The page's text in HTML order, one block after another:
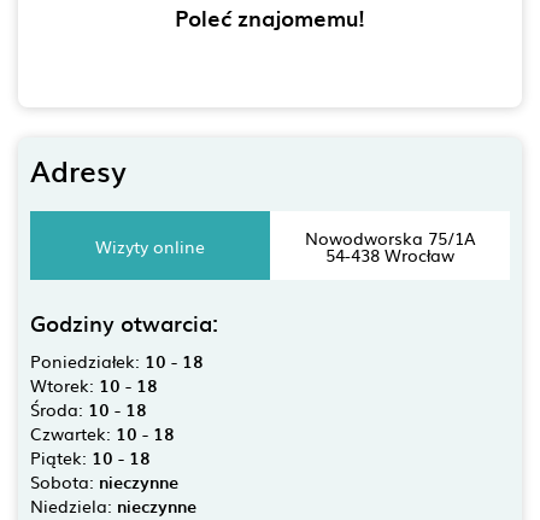
Poleć znajomemu!
Adresy
Wizyty online Nowodworska 75/1A
54-438 Wrocław
Godziny otwarcia:
Poniedziałek: 10 - 18
Wtorek: 10 - 18
Środa: 10 - 18
Czwartek: 10 - 18
Piątek: 10 - 18
Sobota: nieczynne
Niedziela: nieczynne